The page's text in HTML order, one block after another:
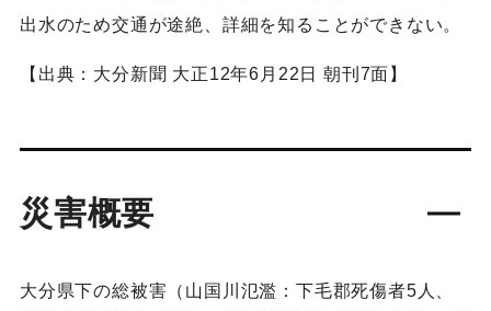
出水のため交通が途絶、詳細を知ることができない。
【出典：大分新聞 大正12年6月22日 朝刊7面】
災害概要
大分県下の総被害（山国川氾濫：下毛郡死傷者5人、